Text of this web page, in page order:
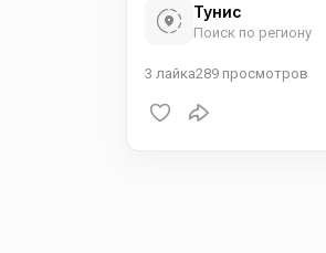
Тунис
Поиск по региону
3 лайка289 просмотров